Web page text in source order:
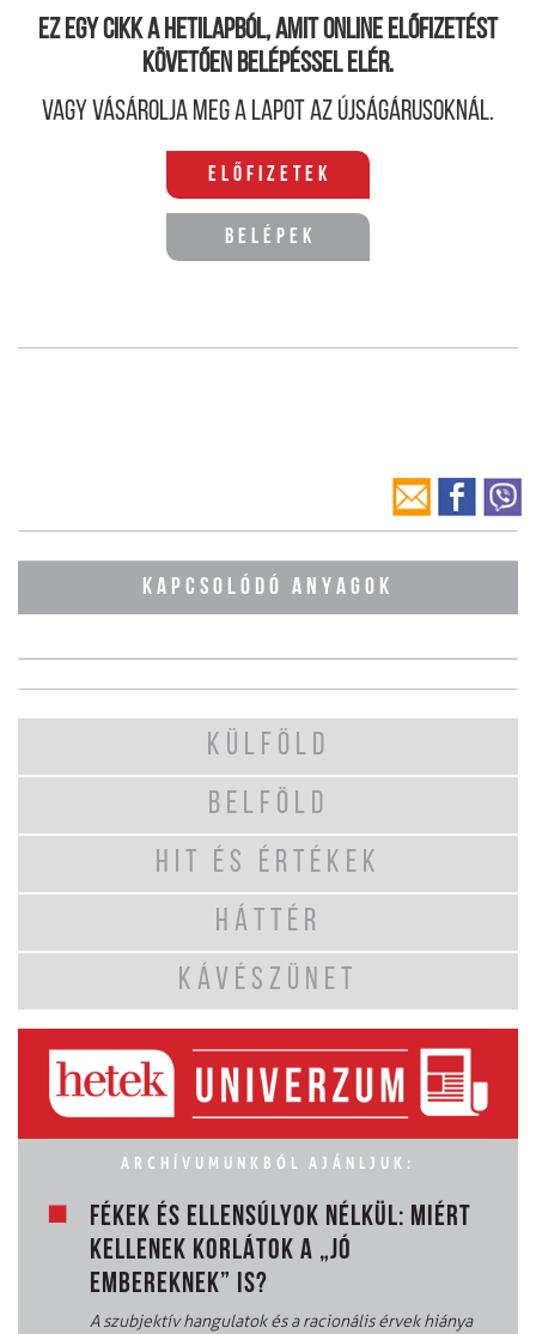
Ez egy cikk a hetilapból, amit online előfizetést
követően belépéssel elér.
Vagy vásárolja meg a lapot az újságárusoknál.
Előfizetek
Belépek
KAPCSOLÓDÓ ANYAGOK
KÜLFÖLD
BELFÖLD
HIT ÉS ÉRTÉKEK
HÁTTÉR
KÁVÉSZÜNET
ARCHÍVUMUNKBÓL AJÁNLJUK:
FÉKEK ÉS ELLENSÚLYOK NÉLKÜL: MIÉRT
KELLENEK KORLÁTOK A „JÓ
EMBEREKNEK” IS?
A szubjektív hangulatok és a racionális érvek hiánya